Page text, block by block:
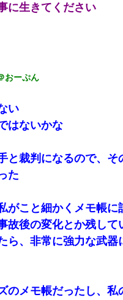
後に言いたいことはありますか
らせてほしい」裁判官「どう
クレスをプレゼント。「こん
ほうがマシだからね」→ ６０
た人と一緒になりたいから、
実家で生活してると…
亡くなった。鼻水垂らし嗚咽
てきて…
んでる女性が鍵をわかりやす
俺「忍びこんでみよう！」→
女友達2人を家に泊めた結果ｗ
に生きてください
おーぷん
い
はないかな
と裁判になるので、そ
た
がこと細かくメモ帳に
故後の変化とか残して
ら、非常に強力な武器
のメモ帳だったし、私